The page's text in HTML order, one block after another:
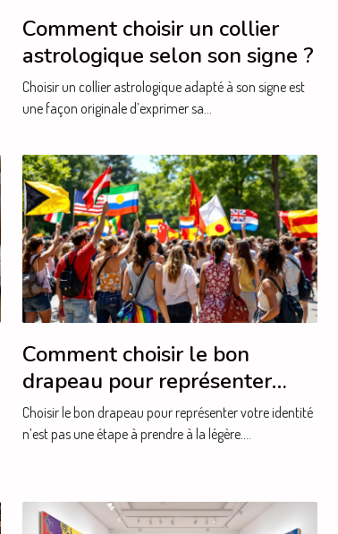
Comment choisir un collier
astrologique selon son signe ?
Choisir un collier astrologique adapté à son signe est
une façon originale d’exprimer sa...
Comment choisir le bon
drapeau pour représenter
votre identité ?
Choisir le bon drapeau pour représenter votre identité
n’est pas une étape à prendre à la légère....